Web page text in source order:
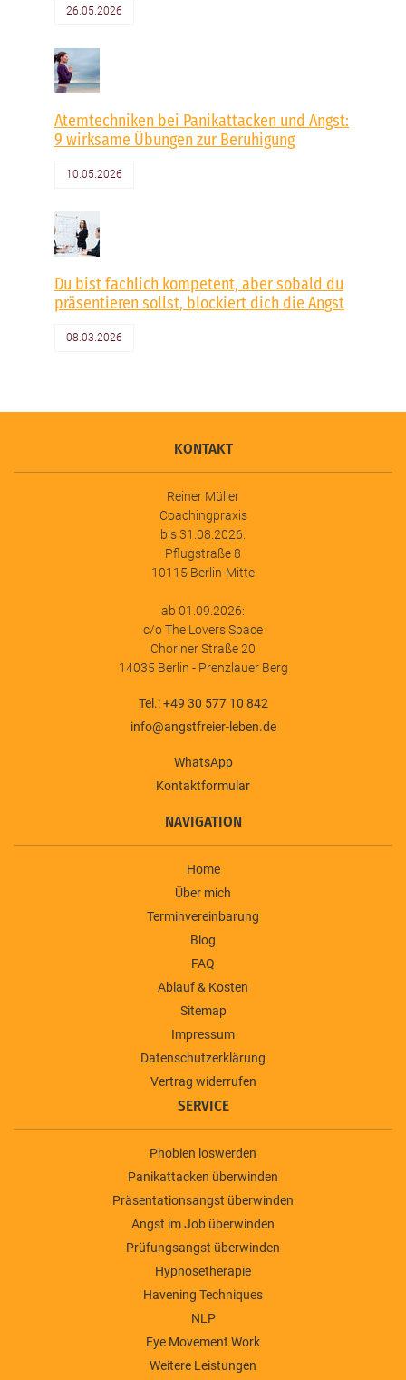
26.05.2026
Atemtechniken bei Panikattacken und Angst:
9 wirksame Übungen zur Beruhigung
10.05.2026
Du bist fachlich kompetent, aber sobald du
präsentieren sollst, blockiert dich die Angst
08.03.2026
KONTAKT
Reiner Müller
Coachingpraxis
bis 31.08.2026:
Pflugstraße 8
10115 Berlin-Mitte
ab 01.09.2026:
c/o The Lovers Space
Choriner Straße 20
14035 Berlin - Prenzlauer Berg
Tel.: +49 30 577 10 842
info@angstfreier-leben.de
WhatsApp
Kontaktformular
NAVIGATION
Home
Über mich
Terminvereinbarung
Blog
FAQ
Ablauf & Kosten
Sitemap
Impressum
Datenschutzerklärung
Vertrag widerrufen
SERVICE
Phobien loswerden
Panikattacken überwinden
Präsentationsangst überwinden
Angst im Job überwinden
Prüfungsangst überwinden
Hypnosetherapie
Havening Techniques
NLP
Eye Movement Work
Weitere Leistungen